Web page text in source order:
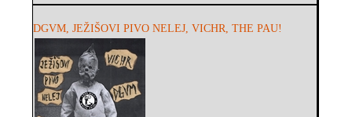
DGVM, JEŽIŠOVI PIVO NELEJ, VICHR, THE PAU!